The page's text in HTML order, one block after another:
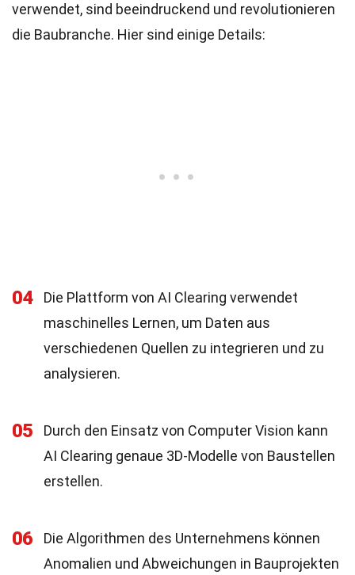
verwendet, sind beeindruckend und revolutionieren
die Baubranche. Hier sind einige Details:
04
Die Plattform von AI Clearing verwendet
maschinelles Lernen, um Daten aus
verschiedenen Quellen zu integrieren und zu
analysieren.
05
Durch den Einsatz von Computer Vision kann
AI Clearing genaue 3D-Modelle von Baustellen
erstellen.
06
Die Algorithmen des Unternehmens können
Anomalien und Abweichungen in Bauprojekten